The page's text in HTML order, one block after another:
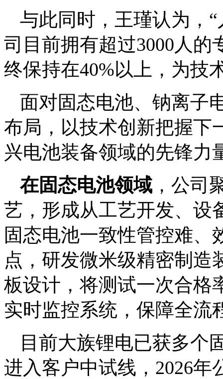
与此同时，王瑾认为，
司目前拥有超过3000人
终保持在40%以上，为技
面对固态电池、钠离子
布局，以技术创新把握下
兴电池装备领域的先锋力
在固态电池领域 ，公司
艺，形成从工艺开发、设
固态电池一致性管控难、
点，研发微米级精密制造
板设计，将测试一次合格
实时监控系统，保障全流
目前大族锂电已获多个
进入客户中试线，2026